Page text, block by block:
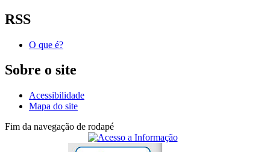
RSS
O que é?
Sobre o site
Acessibilidade
Mapa do site
Fim da navegação de rodapé